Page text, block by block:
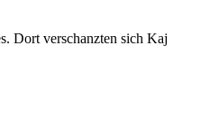
Dort verschanzten sich Kaj